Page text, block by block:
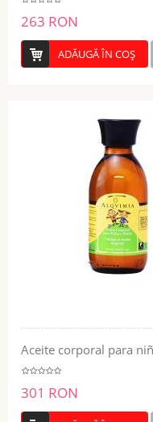
263 RON
ADĂUGĂ ÎN COŞ
Aceite corporal para
301 RON